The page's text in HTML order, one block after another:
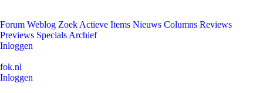
Forum Weblog Zoek Actieve Items Nieuws Columns Reviews
Previews Specials Archief
Inloggen
fok.nl
Inloggen